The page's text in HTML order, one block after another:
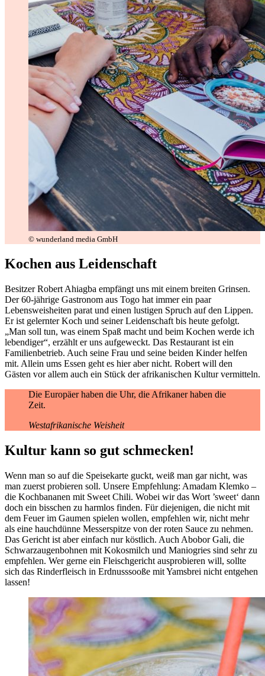
© wunderland media GmbH
Kochen aus Leidenschaft
Besitzer Robert Ahiagba empfängt uns mit einem breiten Grinsen.
Der 60-jährige Gastronom aus Togo hat immer ein paar
Lebensweisheiten parat und einen lustigen Spruch auf den Lippen.
Er ist gelernter Koch und seiner Leidenschaft bis heute gefolgt.
„Man soll tun, was einem Spaß macht und beim Kochen werde ich
lebendiger“, erzählt er uns aufgeweckt. Das Restaurant ist ein
Familienbetrieb. Auch seine Frau und seine beiden Kinder helfen
mit. Allein ums Essen geht es hier aber nicht. Robert will den
Gästen vor allem auch ein Stück der afrikanischen Kultur vermitteln.
Die Europäer haben die Uhr, die Afrikaner haben die
Zeit.
Westafrikanische Weisheit
Kultur kann so gut schmecken!
Wenn man so auf die Speisekarte guckt, weiß man gar nicht, was
man zuerst probieren soll. Unsere Empfehlung: Amadam Klemko –
die Kochbananen mit Sweet Chili. Wobei wir das Wort ’sweet‘ dann
doch ein bisschen zu harmlos finden. Für diejenigen, die nicht mit
dem Feuer im Gaumen spielen wollen, empfehlen wir, nicht mehr
als eine hauchdünne Messerspitze von der roten Sauce zu nehmen.
Das Gericht ist aber einfach nur köstlich. Auch Abobor Gali, die
Schwarzaugenbohnen mit Kokosmilch und Maniogries sind sehr zu
empfehlen. Wer gerne ein Fleischgericht ausprobieren will, sollte
sich das Rinderfleisch in Erdnusssooße mit Yamsbrei nicht entgehen
lassen!